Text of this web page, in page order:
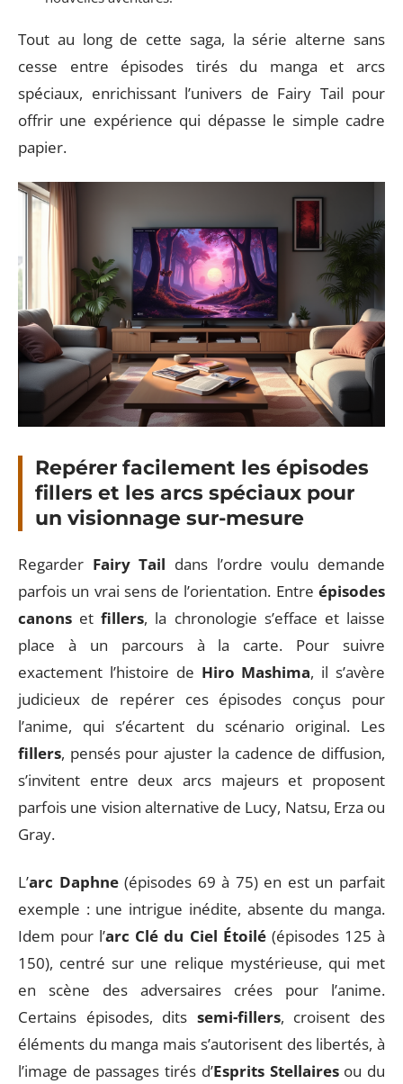
Tout au long de cette saga, la série alterne sans
cesse entre épisodes tirés du manga et arcs
spéciaux, enrichissant l’univers de Fairy Tail pour
offrir une expérience qui dépasse le simple cadre
papier.
Repérer facilement les épisodes
fillers et les arcs spéciaux pour
un visionnage sur-mesure
Regarder Fairy Tail dans l’ordre voulu demande
parfois un vrai sens de l’orientation. Entre épisodes
canons etfillers, la chronologie s’efface et laisse
place à un parcours à la carte. Pour suivre
exactement l’histoire de Hiro Mashima, il s’avère
judicieux de repérer ces épisodes conçus pour
l’anime, qui s’écartent du scénario original. Les
fillers, pensés pour ajuster la cadence de diffusion,
s’invitent entre deux arcs majeurs et proposent
parfois une vision alternative de Lucy, Natsu, Erza ou
Gray.
L’arc Daphne(épisodes 69 à 75) en est un parfait
exemple : une intrigue inédite, absente du manga.
Idem pour l’arc Clé du Ciel Étoilé(épisodes 125 à
150), centré sur une relique mystérieuse, qui met
en scène des adversaires crées pour l’anime.
Certains épisodes, dits semi-fillers, croisent des
éléments du manga mais s’autorisent des libertés, à
l’image de passages tirés d’Esprits Stellairesou du